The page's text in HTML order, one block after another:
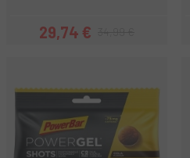
Precio
29,74 €Precio regular